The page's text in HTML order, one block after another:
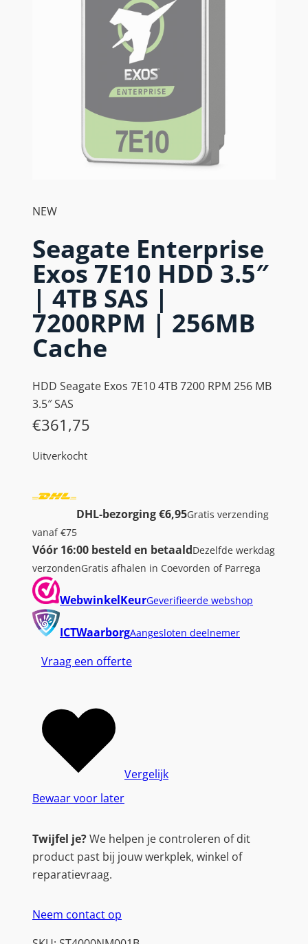
NEW
Seagate Enterprise
Exos 7E10 HDD 3.5″
| 4TB SAS |
7200RPM | 256MB
Cache
HDD Seagate Exos 7E10 4TB 7200 RPM 256 MB
3.5″ SAS
€361,75
Uitverkocht
DHL-bezorging €6,95Gratis verzending
vanaf €75
Vóór 16:00 besteld en betaaldDezelfde werkdag
verzondenGratis afhalen in Coevorden of Parrega
WebwinkelKeurGeverifieerde webshop
ICTWaarborgAangesloten deelnemer
Vraag een offerte
Bewaar voor later
Vergelijk
Twijfel je?We helpen je controleren of dit
product past bij jouw werkplek, winkel of
reparatievraag.
Neem contact op